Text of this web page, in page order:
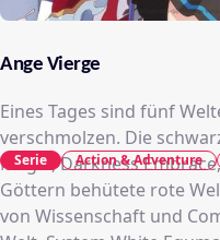
Ange Vierge
Eines Tages sind fünf
verschmolzen. Die
Magie, Darkness
Göttern behütete rote
von Wissenschaft und
Serie Action & Adventure